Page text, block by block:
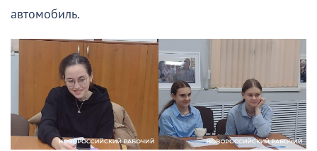
автомобиль.